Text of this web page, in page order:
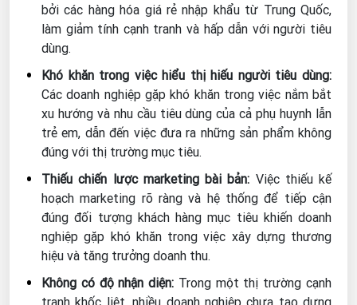
bởi các hàng hóa giá rẻ nhập khẩu từ Trung Quốc,
làm giảm tính cạnh tranh và hấp dẫn với người tiêu
dùng.
Khó khăn trong việc hiểu thị hiếu người tiêu dùng:
Các doanh nghiệp gặp khó khăn trong việc nắm bắt
xu hướng và nhu cầu tiêu dùng của cả phụ huynh lẫn
trẻ em, dẫn đến việc đưa ra những sản phẩm không
đúng với thị trường mục tiêu.
Thiếu chiến lược marketing bài bản: Việc thiếu kế
hoạch marketing rõ ràng và hệ thống để tiếp cận
đúng đối tượng khách hàng mục tiêu khiến doanh
nghiệp gặp khó khăn trong việc xây dựng thương
hiệu và tăng trưởng doanh thu.
Không có độ nhận diện: Trong một thị trường cạnh